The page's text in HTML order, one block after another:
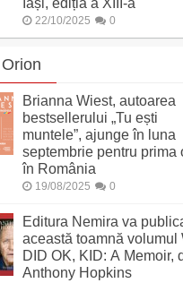
Iași, ediția a XIII-a
22/10/2025 0
Brianna Wiest, autoarea
bestsellerului „Tu ești
muntele”, ajunge în luna
septembrie pentru prima
în România
19/08/2025 0
Editura Nemira va
această toamnă volumul
DID OK, KID: A Memoir,
Anthony Hopkins